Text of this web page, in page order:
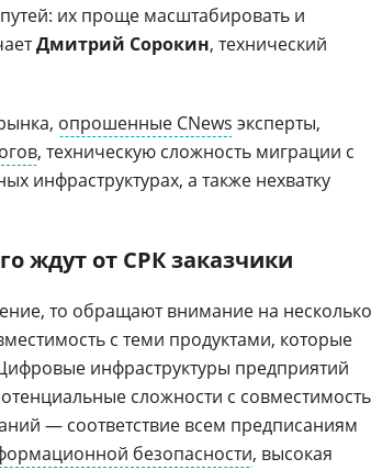
их проще масштабировать и
Дмитрий Сорокин, технический
опрошенные CNews эксперты,
, техническую сложность миграции с
инфраструктурах, а также нехватку
ждут от СРК заказчики
то обращают внимание на несколько
с теми продуктами, которые
инфраструктуры предприятий
сложности с
— соответствие всем предписаниям
безопасности, высокая